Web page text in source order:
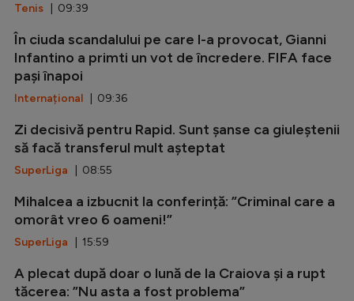
Tenis | 09:39
În ciuda scandalului pe care l-a provocat, Gianni
Infantino a primti un vot de încredere. FIFA face
pași înapoi
Internațional | 09:36
Zi decisivă pentru Rapid. Sunt șanse ca giuleștenii
să facă transferul mult așteptat
SuperLiga | 08:55
Mihalcea a izbucnit la conferință: ”Criminal care a
omorât vreo 6 oameni!”
SuperLiga | 15:59
A plecat după doar o lună de la Craiova și a rupt
tăcerea: ”Nu asta a fost problema”